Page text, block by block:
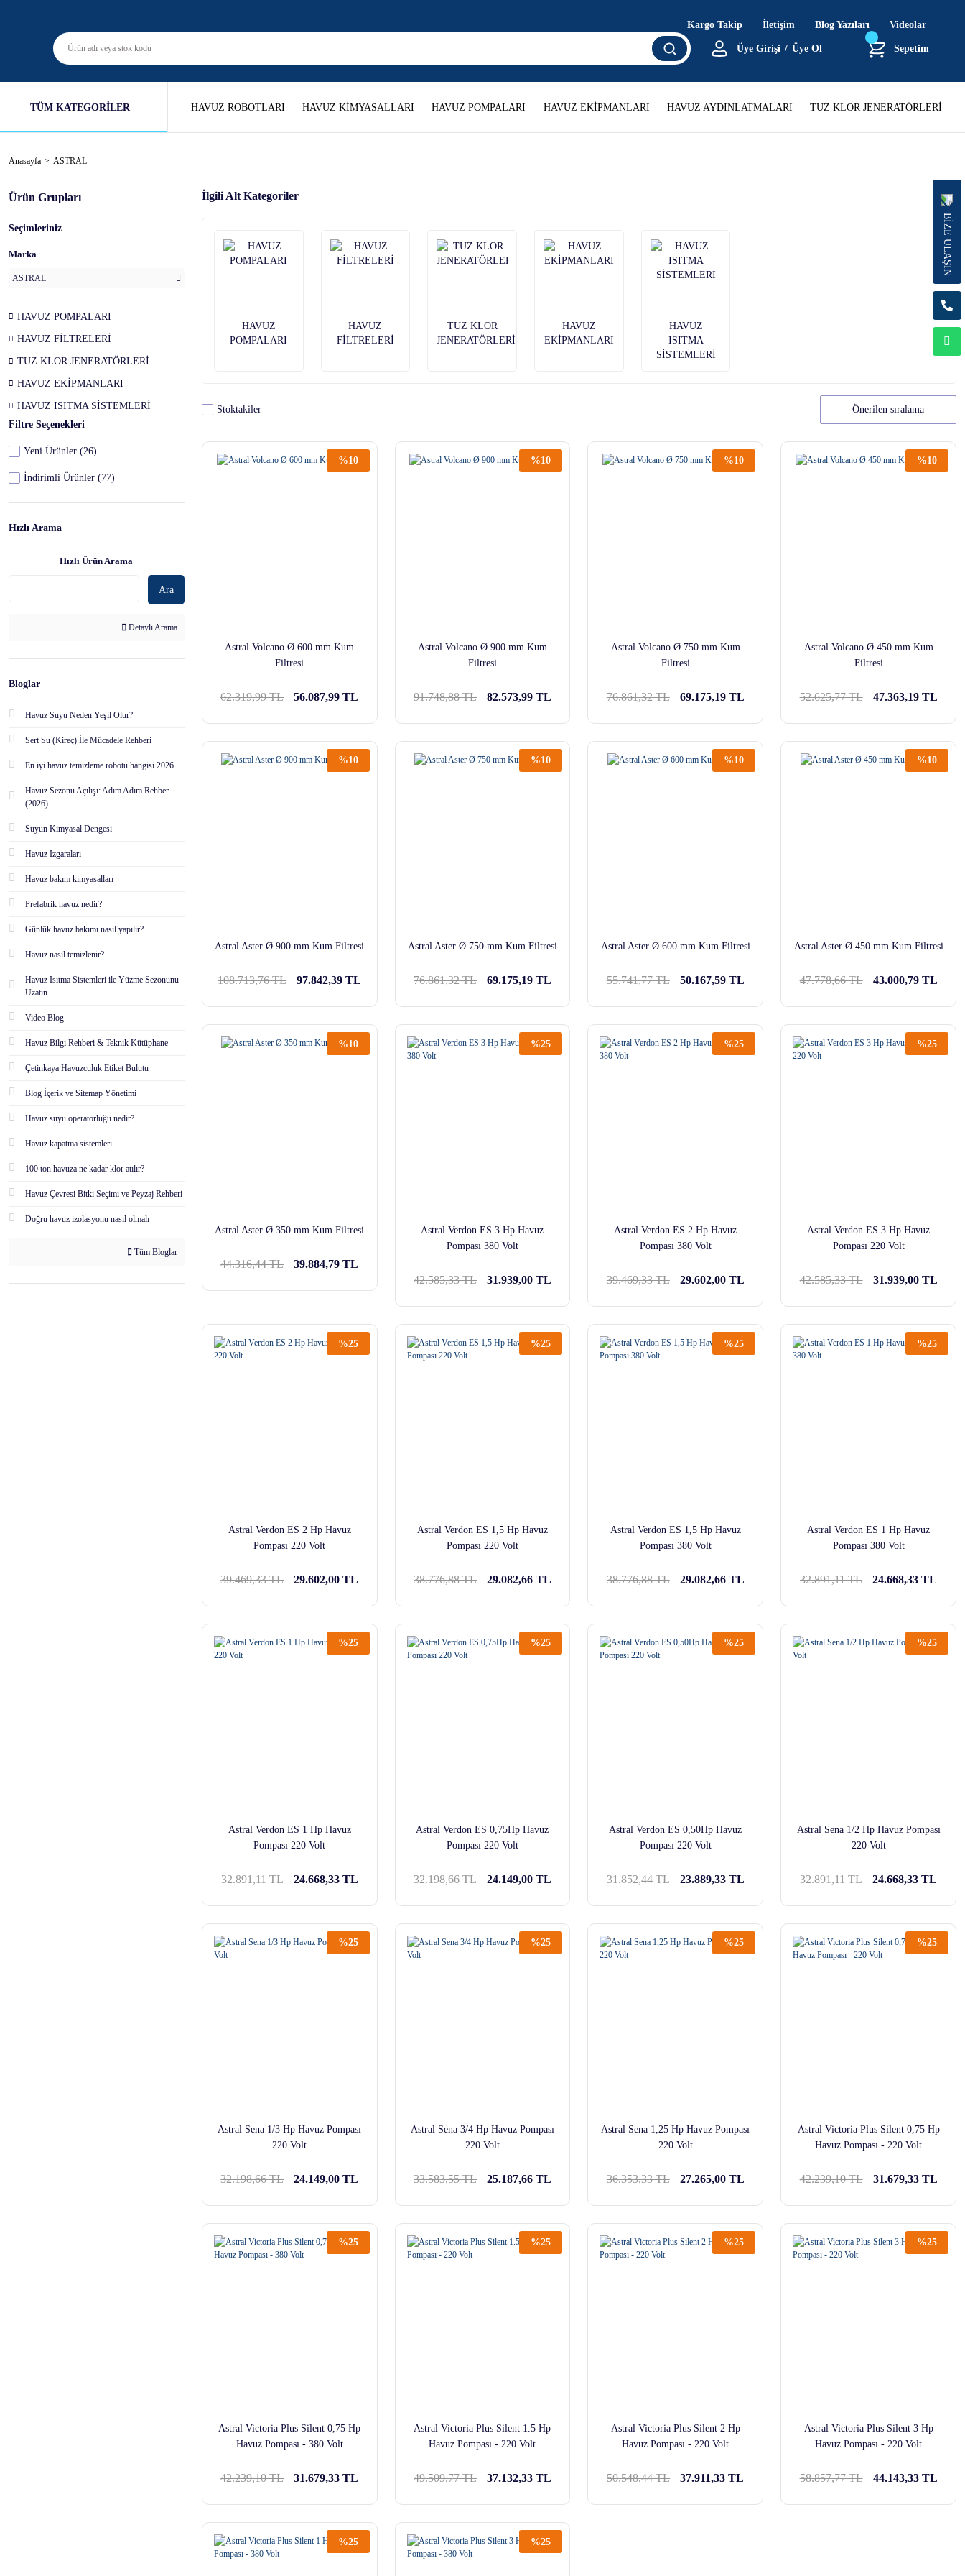
Kargo Takip İletişim Blog Yazıları Videolar
Üye Girişi / Üye Ol Sepetim
TÜM KATEGORİLER HAVUZ ROBOTLARI HAVUZ KİMYASALLARI HAVUZ POMPALARI HAVUZ EKİPMANLARI HAVUZ AYDINLATMALARI TUZ KLOR JENERATÖRLERİ
Anasayfa ASTRAL
Ürün Grupları
Seçimleriniz
Marka
ASTRAL
HAVUZ POMPALARI
HAVUZ FİLTRELERİ
TUZ KLOR JENERATÖRLERİ
HAVUZ EKİPMANLARI
HAVUZ ISITMA SİSTEMLERİ
Filtre Seçenekleri
Yeni Ürünler (26)
İndirimli Ürünler (77)
Hızlı Arama
Hızlı Ürün Arama
Ara
Detaylı Arama
Bloglar
Havuz Suyu Neden Yeşil Olur?
Sert Su (Kireç) İle Mücadele Rehberi
En iyi havuz temizleme robotu hangisi 2026
Havuz Sezonu Açılışı: Adım Adım Rehber
(2026)
Suyun Kimyasal Dengesi
Havuz Izgaraları
Havuz bakım kimyasalları
Prefabrik havuz nedir?
Günlük havuz bakımı nasıl yapılır?
Havuz nasıl temizlenir?
Havuz Isıtma Sistemleri ile Yüzme Sezonunu
Uzatın
Video Blog
Havuz Bilgi Rehberi & Teknik Kütüphane
Çetinkaya Havuzculuk Etiket Bulutu
Blog İçerik ve Sitemap Yönetimi
Havuz suyu operatörlüğü nedir?
Havuz kapatma sistemleri
100 ton havuza ne kadar klor atılır?
Havuz Çevresi Bitki Seçimi ve Peyzaj Rehberi
Doğru havuz izolasyonu nasıl olmalı
Tüm Bloglar
İlgili Alt Kategoriler
HAVUZ
POMPALARI
HAVUZ
FİLTRELERİ
TUZ KLOR
JENERATÖRLERİ
HAVUZ
EKİPMANLARI
HAVUZ
ISITMA
SİSTEMLERİ
Stoktakiler
%10
Astral Volcano Ø 600 mm Kum
Filtresi
62.319,99 TL 56.087,99 TL
%10
Astral Volcano Ø 900 mm Kum
Filtresi
91.748,88 TL 82.573,99 TL
%10
Astral Volcano Ø 750 mm Kum
Filtresi
76.861,32 TL 69.175,19 TL
%10
Astral Volcano Ø 450 mm Kum
Filtresi
52.625,77 TL 47.363,19 TL
%10
Astral Aster Ø 900 mm Kum Filtresi
108.713,76 TL 97.842,39 TL
%10
Astral Aster Ø 750 mm Kum Filtresi
76.861,32 TL 69.175,19 TL
%10
Astral Aster Ø 600 mm Kum Filtresi
55.741,77 TL 50.167,59 TL
%10
Astral Aster Ø 450 mm Kum Filtresi
47.778,66 TL 43.000,79 TL
%10
Astral Aster Ø 350 mm Kum Filtresi
44.316,44 TL 39.884,79 TL
%25
Astral Verdon ES 3 Hp Havuz
Pompası 380 Volt
42.585,33 TL 31.939,00 TL
%25
Astral Verdon ES 2 Hp Havuz
Pompası 380 Volt
39.469,33 TL 29.602,00 TL
%25
Astral Verdon ES 3 Hp Havuz
Pompası 220 Volt
42.585,33 TL 31.939,00 TL
%25
Astral Verdon ES 2 Hp Havuz
Pompası 220 Volt
39.469,33 TL 29.602,00 TL
%25
Astral Verdon ES 1,5 Hp Havuz
Pompası 220 Volt
38.776,88 TL 29.082,66 TL
%25
Astral Verdon ES 1,5 Hp Havuz
Pompası 380 Volt
38.776,88 TL 29.082,66 TL
%25
Astral Verdon ES 1 Hp Havuz
Pompası 380 Volt
32.891,11 TL 24.668,33 TL
%25
Astral Verdon ES 1 Hp Havuz
Pompası 220 Volt
32.891,11 TL 24.668,33 TL
%25
Astral Verdon ES 0,75Hp Havuz
Pompası 220 Volt
32.198,66 TL 24.149,00 TL
%25
Astral Verdon ES 0,50Hp Havuz
Pompası 220 Volt
31.852,44 TL 23.889,33 TL
%25
Astral Sena 1/2 Hp Havuz Pompası
220 Volt
32.891,11 TL 24.668,33 TL
%25
Astral Sena 1/3 Hp Havuz Pompası
220 Volt
32.198,66 TL 24.149,00 TL
%25
Astral Sena 3/4 Hp Havuz Pompası
220 Volt
33.583,55 TL 25.187,66 TL
%25
Astral Sena 1,25 Hp Havuz Pompası
220 Volt
36.353,33 TL 27.265,00 TL
%25
Astral Victoria Plus Silent 0,75 Hp
Havuz Pompası - 220 Volt
42.239,10 TL 31.679,33 TL
%25
Astral Victoria Plus Silent 0,75 Hp
Havuz Pompası - 380 Volt
42.239,10 TL 31.679,33 TL
%25
Astral Victoria Plus Silent 1.5 Hp
Havuz Pompası - 220 Volt
49.509,77 TL 37.132,33 TL
%25
Astral Victoria Plus Silent 2 Hp
Havuz Pompası - 220 Volt
50.548,44 TL 37.911,33 TL
%25
Astral Victoria Plus Silent 3 Hp
Havuz Pompası - 220 Volt
58.857,77 TL 44.143,33 TL
%25 %25
BİZE ULAŞIN